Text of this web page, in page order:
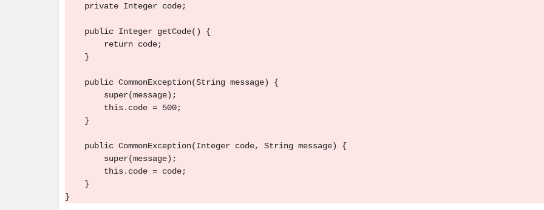
    private Integer code;
    public Integer getCode() {
        return code;
    }
    public CommonException(String message) {
        super(message);
        this.code = 500;
    }
    public CommonException(Integer code, String message) {
        super(message);
        this.code = code;
    }